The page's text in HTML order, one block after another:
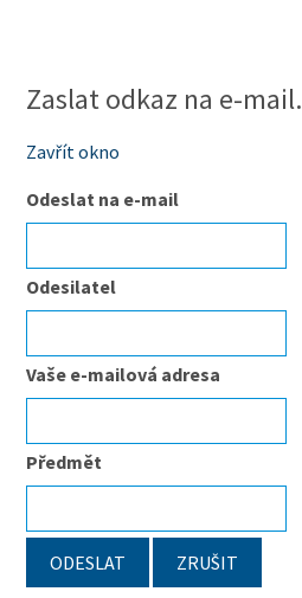
Zaslat odkaz na e-mail.
Zavřít okno
Odeslat na e-mail
Odesilatel
Vaše e-mailová adresa
Předmět
ODESLAT ZRUŠIT